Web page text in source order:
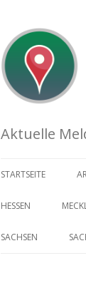
Aktuelle
STARTSEITE
HESSEN
SACHSEN